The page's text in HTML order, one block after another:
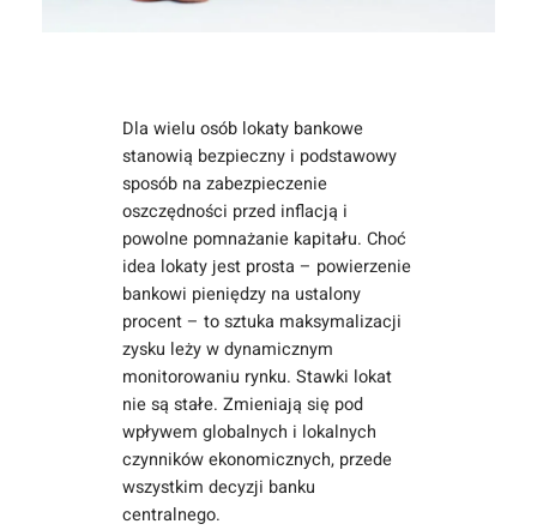
Dla wielu osób lokaty bankowe
stanowią bezpieczny i podstawowy
sposób na zabezpieczenie
oszczędności przed inflacją i
powolne pomnażanie kapitału. Choć
idea lokaty jest prosta – powierzenie
bankowi pieniędzy na ustalony
procent – to sztuka maksymalizacji
zysku leży w dynamicznym
monitorowaniu rynku. Stawki lokat
nie są stałe. Zmieniają się pod
wpływem globalnych i lokalnych
czynników ekonomicznych, przede
wszystkim decyzji banku
centralnego.